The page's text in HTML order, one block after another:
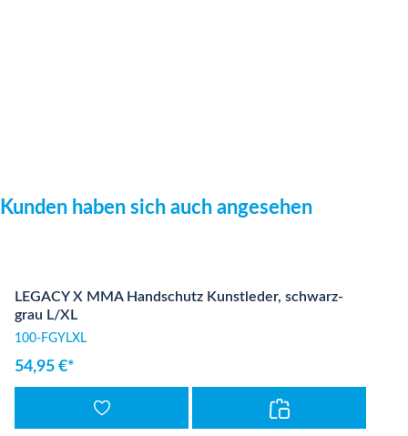
Produktgalerie überspringen
Kunden haben sich auch angesehen
LEGACY X MMA Handschutz Kunstleder, schwarz-
grau L/XL
100-FGYLXL
54,95 €*